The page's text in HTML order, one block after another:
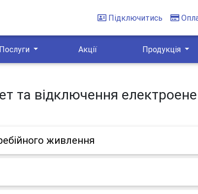
Підключитись
Акції Продукція
та відключення
живлення